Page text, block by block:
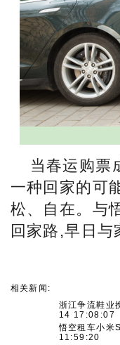
当春运购票
一种回家的可
松、自在。与
回家路,早日
相关新闻:
浙江争流鞋业
14 17:08:07
悟空租车小米
11:59:20